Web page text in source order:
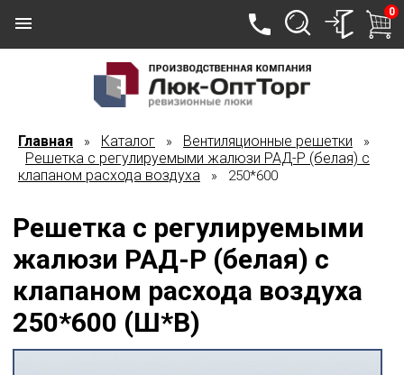
0
Главная » Каталог » Вентиляционные решетки »
Решетка с регулируемыми жалюзи РАД-Р (белая) с
клапаном расхода воздуха » 250*600
Решетка с регулируемыми
жалюзи РАД-Р (белая) с
клапаном расхода воздуха
250*600 (Ш*В)